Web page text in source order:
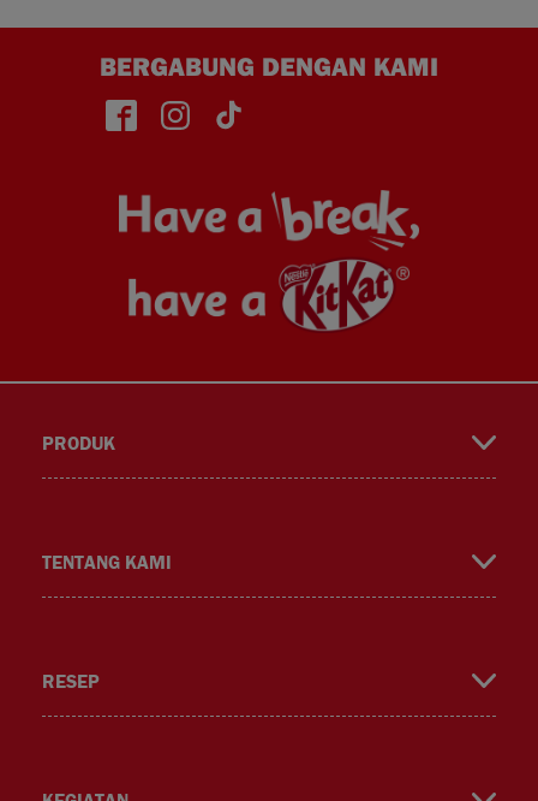
BERGABUNG DENGAN KAMI
Face
book
Insta TikT
PRODUK
TENTANG KAMI
RESEP